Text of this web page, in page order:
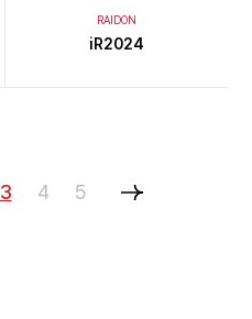
RAIDON
iR2024
3 4 5